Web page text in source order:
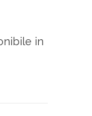
in